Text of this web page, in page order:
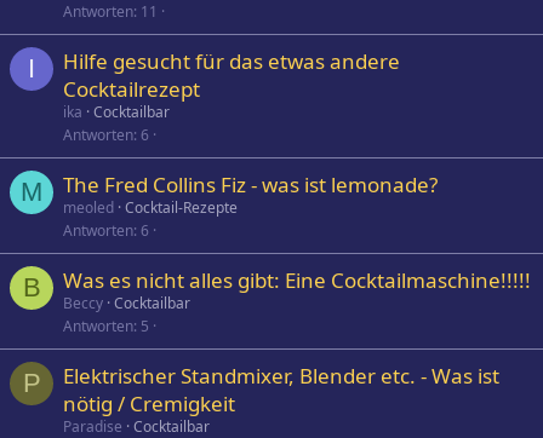
Antworten 11
I
Hilfe gesucht für das etwas andere
Cocktailrezept
ika Cocktailbar
Antworten 6
M The Fred Collins Fiz - was ist lemonade?
meoled Cocktail-Rezepte
Antworten 6
B Was es nicht alles gibt: Eine Cocktailmaschine!!!!!
Beccy Cocktailbar
Antworten 5
P
Elektrischer Standmixer, Blender etc. - Was ist
nötig / Cremigkeit
Paradise Cocktailbar